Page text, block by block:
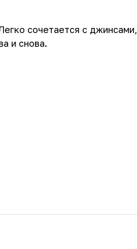
сочетается с джинсами,
и снова.